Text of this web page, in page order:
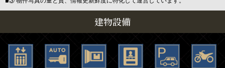
建物設備